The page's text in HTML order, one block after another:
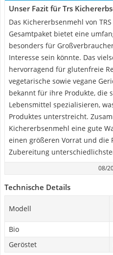
Unser Fazit für Trs
Das Kichererbsenmehl von
Gesamtpaket bietet eine
besonders für
Interesse sein könnte. Das
hervorragend für glutenfreie
vegetarische sowie vegane
bekannt für ihre Produkte, die
Lebensmittel spezialisieren,
Produktes unterstreicht.
Kichererbsenmehl eine gute
einen größeren Vorrat und die
Zubereitung
08/
Technische Details
Modell
Bio
Geröstet